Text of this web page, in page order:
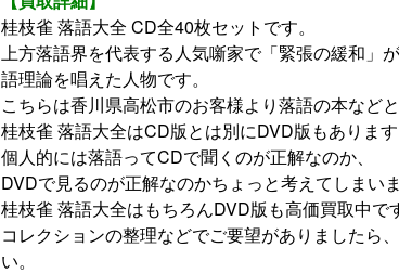
桂枝雀 落語大全 CD全40枚セットです。
上方落語界を代表する人気噺家で「緊張の緩和」
語理論を唱えた人物です。
こちらは香川県高松市のお客様より落語の本など
桂枝雀 落語大全はCD版とは別にDVD版もあります
個人的には落語ってCDで聞くのが正解なのか、
DVDで見るのが正解なのかちょっと考えてしまいま
桂枝雀 落語大全はもちろんDVD版も高価買取中で
コレクションの整理などでご要望がありましたら
い。